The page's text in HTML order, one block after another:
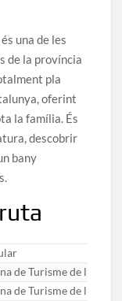
és una de les
de la província
pla
oferint
la família. És
descobrir
bany
de Turisme de
de Turisme de